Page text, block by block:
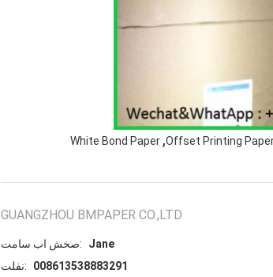
Offset Printing
,
White Bond Paper
GUANGZHOU BMPAPER CO.,LTD
تماس با شخص:
Jane
تلفن:
008613538883291